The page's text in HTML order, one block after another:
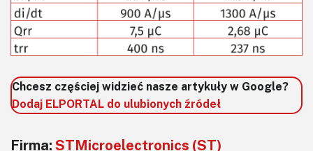
Chcesz częściej widzieć nasze artykuły w Google?
Dodaj ELPORTAL do ulubionych źródeł
Firma: STMicroelectronics (ST)